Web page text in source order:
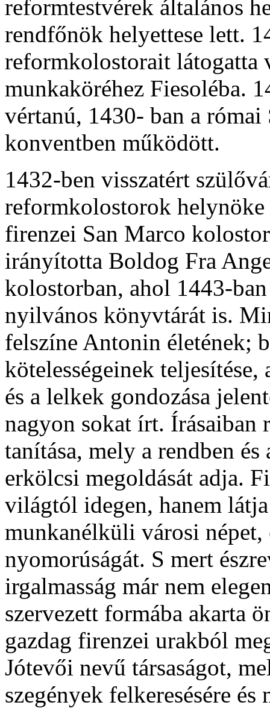
reformtestvérek általános
rendfőnök helyettese lett.
reformkolostorait látogatta
munkaköréhez Fiesoléba.
vértanú, 1430- ban a
konventben működött.
1432-ben visszatért
reformkolostorok
firenzei San Marco
irányította Boldog Fra
kolostorban, ahol 1443-
nyilvános könyvtárát is.
felszíne Antonin életének;
kötelességeinek
és a lelkek gondozása
nagyon sokat írt. Írásaiban
tanítása, mely a rendben
erkölcsi megoldását adja.
világtól idegen, hanem
munkanélküli városi népet,
nyomorúságát. S mert
irgalmasság már nem
szervezett formába akarta
gazdag firenzei urakból
Jótevői nevű társaságot,
szegények felkeresésére és